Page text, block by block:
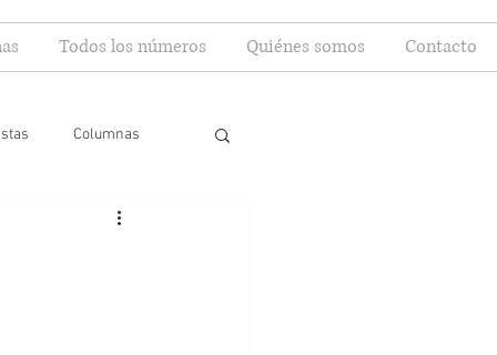
Todos los números Quiénes somos Contacto
Columnas